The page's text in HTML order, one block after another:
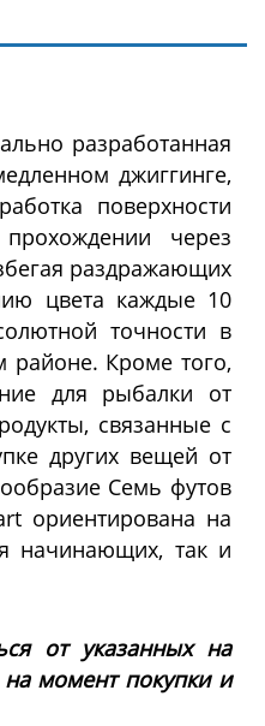
разработанная
джиггинге,
поверхности
через
раздражающих
цвета каждые 10
точности в
районе. Кроме того,
для рыбалки от
связанные с
других вещей от
Семь футов
ориентирована на
начинающих, так и
от указанных на
на момент покупки и